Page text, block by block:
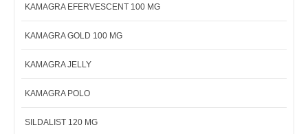
KAMAGRA EFERVESCENT 100 MG
KAMAGRA GOLD 100 MG
KAMAGRA JELLY
KAMAGRA POLO
SILDALIST 120 MG